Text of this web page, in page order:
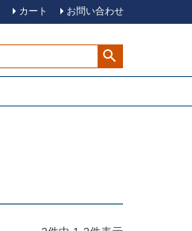
カート お問い合わせ